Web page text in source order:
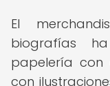
El
biografías
papelería con
con